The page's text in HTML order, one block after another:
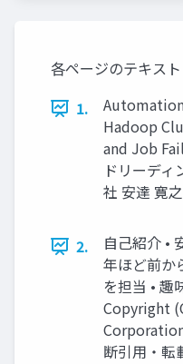
各ページのテキスト
1.
Hadoop
and Job
ドリーデ
社 安達 寛
2.
自己紹介 •
年ほど前か
を担当 • 趣
Copyright
断引用・転